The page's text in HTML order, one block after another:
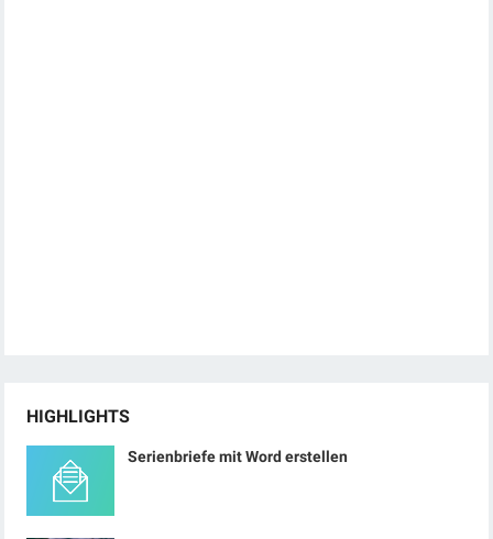
HIGHLIGHTS
Serienbriefe mit Word erstellen